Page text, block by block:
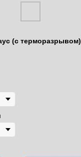
(с терморазрывом)